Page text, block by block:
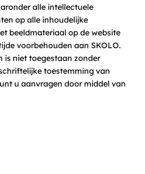
alle intellectuele
op alle inhoudelijke
beeldmateriaal op de website
voorbehouden aan SKOLO.
is niet toegestaan zonder
toestemming van
u aanvragen door middel van